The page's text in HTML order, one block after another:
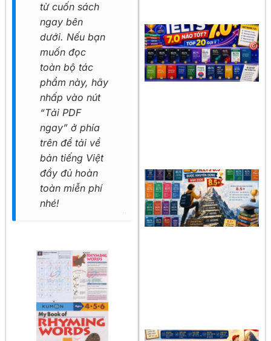
từ cuốn sách
ngay bên
dưới. Nếu bạn
muốn đọc
toàn bộ tác
phẩm này, hãy
nhấp vào nút
“Tải PDF
ngay” ở phía
trên để tải về
bản tiếng Việt
đầy đủ hoàn
toàn miễn phí
nhé!